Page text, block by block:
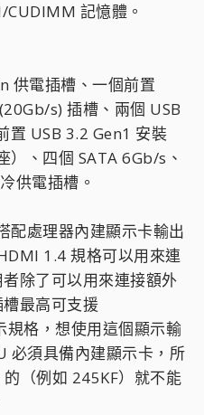
記憶體。
供電插槽、一個前置
s) 插槽、兩個 USB
置 USB 3.2 Gen1 安裝
、四個 SATA 6Gb/s、
供電插槽。
配處理器內建顯示卡輸出
1.4 規格可以用來連
除了可以用來連接額外
最高可支援
格，想使用這個顯示輸
必須具備內建顯示卡，所
（例如 245KF）就不能